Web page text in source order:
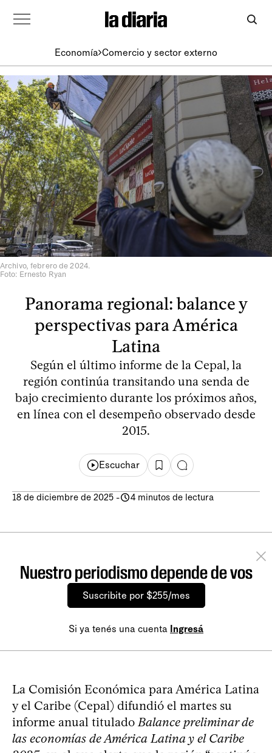
Economía Comercio y sector externo
Archivo, febrero de 2024.
Foto: Ernesto Ryan
Panorama regional: balance y
perspectivas para América
Latina
Según el último informe de la Cepal, la
región continúa transitando una senda de
bajo crecimiento durante los próximos años,
en línea con el desempeño observado desde
2015.
Escuchar
18 de diciembre de 2025 - 4 minutos de lectura
Nuestro periodismo depende de vos
Suscribite por $255/mes
Si ya tenés una cuenta Ingresá
La Comisión Económica para América Latina
y el Caribe (Cepal) difundió el martes su
informe anual titulado Balance preliminar de
las economías de América Latina y el Caribe